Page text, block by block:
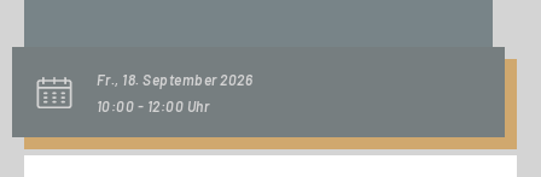
Fr., 18. September 2026
10:00 - 12:00 Uhr